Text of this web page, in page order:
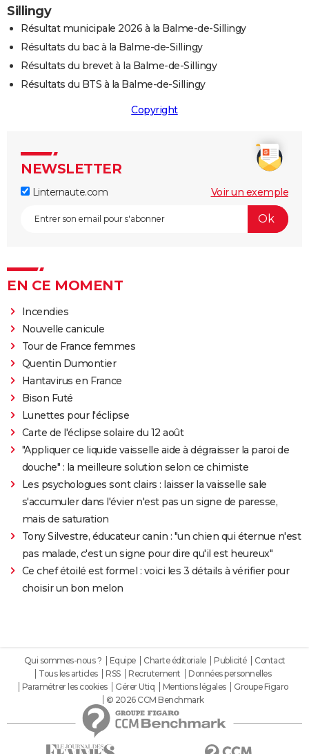
Sillingy
Résultat municipale 2026 à la Balme-de-Sillingy
Résultats du bac à la Balme-de-Sillingy
Résultats du brevet à la Balme-de-Sillingy
Résultats du BTS à la Balme-de-Sillingy
Copyright
NEWSLETTER
Linternaute.com Voir un exemple
EN CE MOMENT
Incendies
Nouvelle canicule
Tour de France femmes
Quentin Dumontier
Hantavirus en France
Bison Futé
Lunettes pour l'éclipse
Carte de l'éclipse solaire du 12 août
"Appliquer ce liquide vaisselle aide à dégraisser la paroi de
douche" : la meilleure solution selon ce chimiste
Les psychologues sont clairs : laisser la vaisselle sale
s'accumuler dans l'évier n'est pas un signe de paresse,
mais de saturation
Tony Silvestre, éducateur canin : "un chien qui éternue n'est
pas malade, c'est un signe pour dire qu'il est heureux"
Ce chef étoilé est formel : voici les 3 détails à vérifier pour
choisir un bon melon
Qui sommes-nous ? Equipe Charte éditoriale Publicité
Contact
Tous les articles
RSS Recrutement
Données personnelles
Paramétrer les cookies
Gérer Utiq Mentions légales
Groupe Figaro
© 2026 CCM Benchmark